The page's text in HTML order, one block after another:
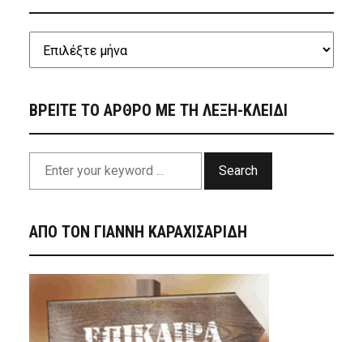
ΒΡΕΙΤΕ ΤΟ ΑΡΘΡΟ ΜΕ ΤΗ ΛΕΞΗ-ΚΛΕΙΔΙ
Search
ΑΠΟ ΤΟΝ ΓΙΑΝΝΗ ΚΑΡΑΧΙΣΑΡΙΔΗ